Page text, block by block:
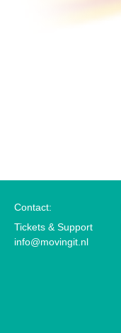
Contact:
Tickets & Support
info@movingit.nl